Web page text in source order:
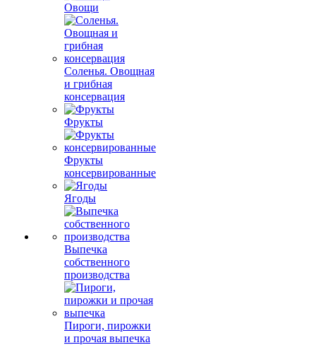
Овощи
Соленья. Овощная
и грибная
консервация
Фрукты
Фрукты
консервированные
Ягоды
Выпечка
собственного
производства
Пироги, пирожки
и прочая выпечка